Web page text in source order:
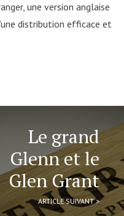
une version anglaise
distribution efficace et
Le grand
Glenn et le
Glen Grant
ARTICLE SUIVANT >